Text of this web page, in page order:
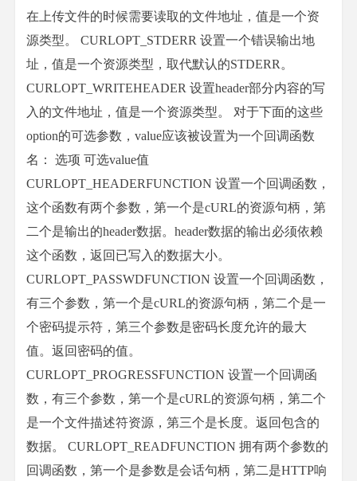
在上传文件的时候需要读取的文件地址，值是一个资
源类型。 CURLOPT_STDERR 设置一个错误输出地
址，值是一个资源类型，取代默认的STDERR。
CURLOPT_WRITEHEADER 设置header部分内容的写
入的文件地址，值是一个资源类型。 对于下面的这些
option的可选参数，value应该被设置为一个回调函数
名： 选项 可选value值
CURLOPT_HEADERFUNCTION 设置一个回调函数，
这个函数有两个参数，第一个是cURL的资源句柄，第
二个是输出的header数据。header数据的输出必须依赖
这个函数，返回已写入的数据大小。
CURLOPT_PASSWDFUNCTION 设置一个回调函数，
有三个参数，第一个是cURL的资源句柄，第二个是一
个密码提示符，第三个参数是密码长度允许的最大
值。返回密码的值。
CURLOPT_PROGRESSFUNCTION 设置一个回调函
数，有三个参数，第一个是cURL的资源句柄，第二个
是一个文件描述符资源，第三个是长度。返回包含的
数据。 CURLOPT_READFUNCTION 拥有两个参数的
回调函数，第一个是参数是会话句柄，第二是HTTP响